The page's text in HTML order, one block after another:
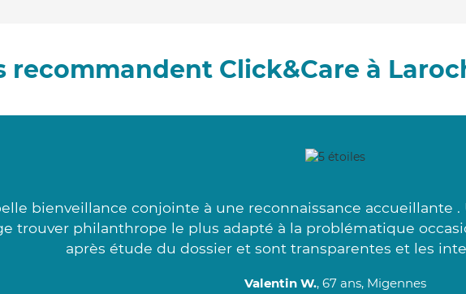
recommandent Click&Care à
bienveillance conjointe à une reconnaissance accueillante
trouver philanthrope le plus adapté à la problématique
après étude du dossier et sont transparentes et les
Valentin W., 67 ans, Migennes